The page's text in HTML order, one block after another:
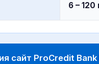
6 – 120
сайт ProCredit Bank